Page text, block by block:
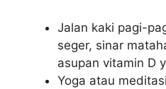
Jalan kaki pagi-
seger, sinar
asupan vitamin D
Yoga atau